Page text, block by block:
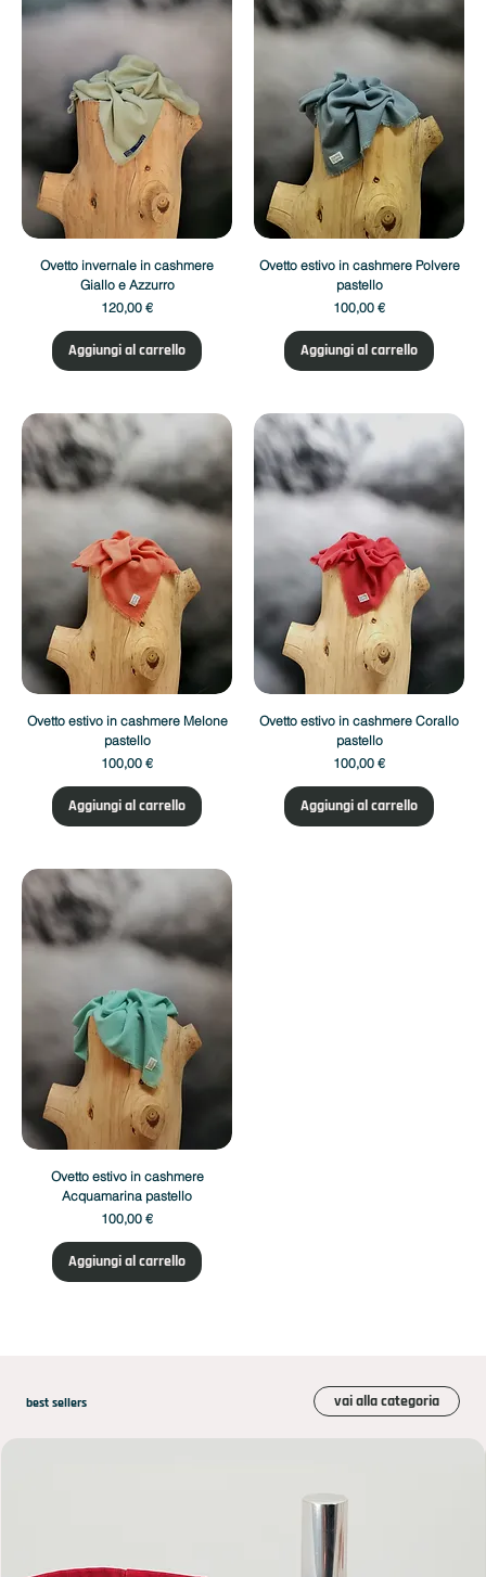
Ovetto invernale in cashmere
Giallo e Azzurro
Prezzo
120,00 €
Aggiungi al carrello
Ovetto estivo in cashmere Polvere
pastello
Prezzo
100,00 €
Aggiungi al carrello
Ovetto estivo in cashmere Melone
pastello
Prezzo
100,00 €
Aggiungi al carrello
Ovetto estivo in cashmere Corallo
pastello
Prezzo
100,00 €
Aggiungi al carrello
Ovetto estivo in cashmere
Acquamarina pastello
Prezzo
100,00 €
Aggiungi al carrello
best sellers vai alla categoria